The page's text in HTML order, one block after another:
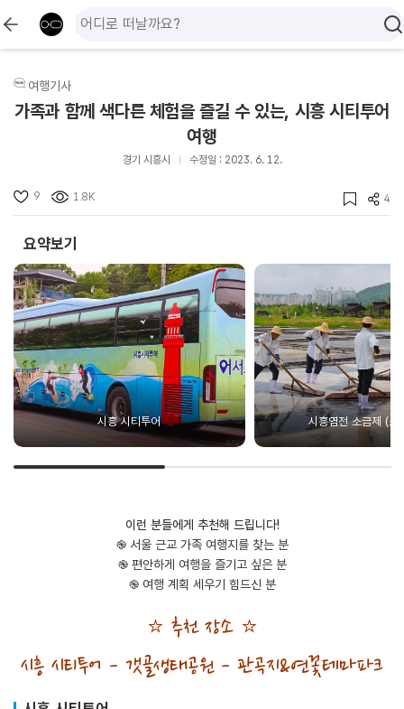
여행기사
가족과 함께 색다른 체험을 즐길 수 있는, 시흥 시티투어
여행
경기 시흥시 수정일 : 2023. 6. 12.
9 1.8K 4
요약보기
시흥 시티투어 시흥염전 소금제 (소
이런 분들에게 추천해 드립니다!
֎ 서울 근교 가족 여행지를 찾는 분
֎ 편안하게 여행을 즐기고 싶은 분
֎ 여행 계획 세우기 힘드신 분
⭐ 추천 장소 ⭐
시흥 시티투어 - 갯골생태공원 - 관곡지&연꽃테마파크